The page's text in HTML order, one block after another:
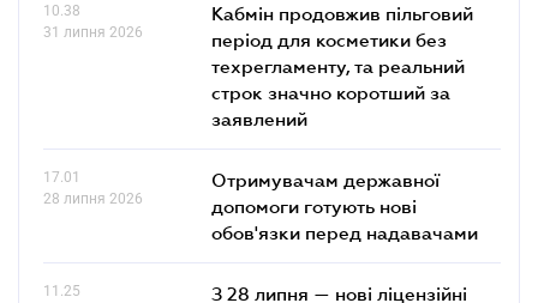
10.38
31 липня 2026
Кабмін продовжив пільговий
період для косметики без
техрегламенту, та реальний
строк значно коротший за
заявлений
17.01
28 липня 2026
Отримувачам державної
допомоги готують нові
обов'язки перед надавачами
11.25
З 28 липня — нові ліцензійні